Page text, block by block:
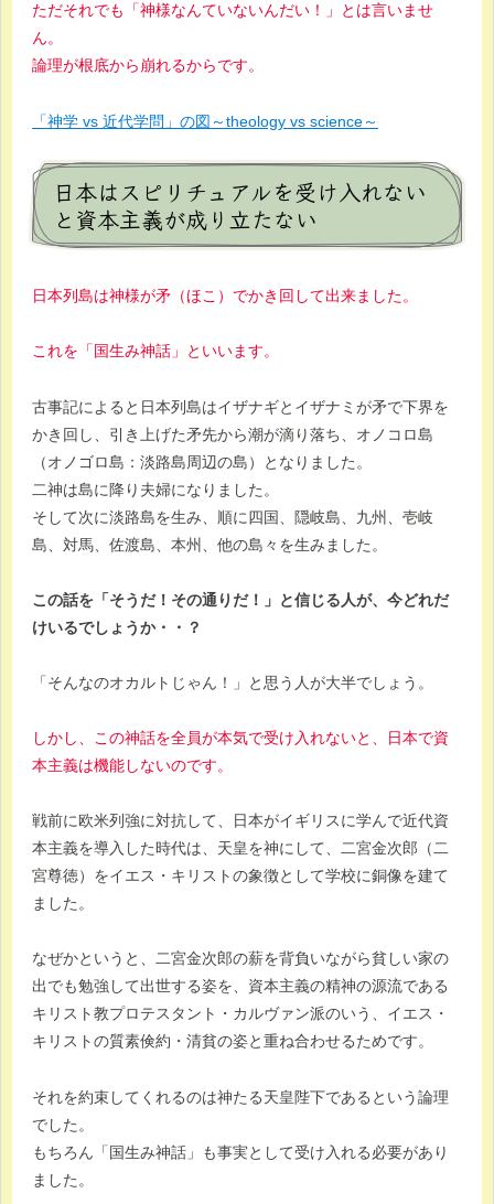
ただそれでも「神様なんていないんだい！」とは言いませ
ん。
論理が根底から崩れるからです。
「神学 vs 近代学問」の図～theology vs science～
日本はスピリチュアルを受け入れない
と資本主義が成り立たない
日本列島は神様が矛（ほこ）でかき回して出来ました。
これを「国生み神話」といいます。
古事記によると日本列島はイザナギとイザナミが矛で下界を
かき回し、引き上げた矛先から潮が滴り落ち、オノコロ島
（オノゴロ島：淡路島周辺の島）となりました。
二神は島に降り夫婦になりました。
そして次に淡路島を生み、順に四国、隠岐島、九州、壱岐
島、対馬、佐渡島、本州、他の島々を生みました。
この話を「そうだ！その通りだ！」と信じる人が、今どれだ
けいるでしょうか・・？
「そんなのオカルトじゃん！」と思う人が大半でしょう。
しかし、この神話を全員が本気で受け入れないと、日本で資
本主義は機能しないのです。
戦前に欧米列強に対抗して、日本がイギリスに学んで近代資
本主義を導入した時代は、天皇を神にして、二宮金次郎（二
宮尊徳）をイエス・キリストの象徴として学校に銅像を建て
ました。
なぜかというと、二宮金次郎の薪を背負いながら貧しい家の
出でも勉強して出世する姿を、資本主義の精神の源流である
キリスト教プロテスタント・カルヴァン派のいう、イエス・
キリストの質素倹約・清貧の姿と重ね合わせるためです。
それを約束してくれるのは神たる天皇陛下であるという論理
でした。
もちろん「国生み神話」も事実として受け入れる必要があり
ました。